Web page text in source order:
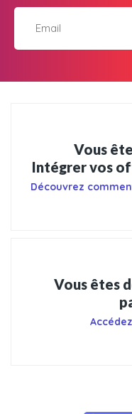
Vous
Intégrer vos
Découvrez
Vous êtes